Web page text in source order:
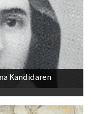
Kandidaren